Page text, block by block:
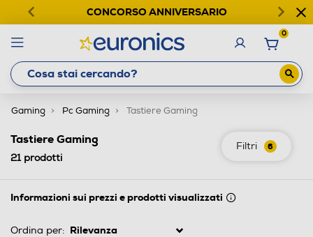
CONCORSO ANNIVERSARIO
0
Gaming Pc Gaming Tastiere Gaming
Filtri 6
Tastiere Gaming
21prodotti
Informazioni sui prezzi e prodotti visualizzati
Ordina per: